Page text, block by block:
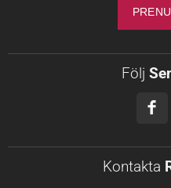
Följ
Kontakta